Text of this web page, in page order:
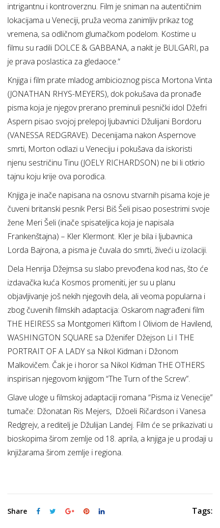
intrigantnu i kontroverznu. Film je sniman na autentičnim
lokacijama u Veneciji, pruža veoma zanimljiv prikaz tog
vremena, sa odličnom glumačkom podelom. Kostime u
filmu su radili DOLCE & GABBANA, a nakit je BULGARI, pa
je prava poslastica za gledaoce.“
Knjiga i film prate mladog ambicioznog pisca Mortona Vinta
(JONATHAN RHYS-MEYERS), dok pokušava da pronađe
pisma koja je njegov prerano preminuli pesnički idol Džefri
Aspern pisao svojoj prelepoj ljubavnici Džulijani Bordoru
(VANESSA REDGRAVE). Decenijama nakon Aspernove
smrti, Morton odlazi u Veneciju i pokušava da iskoristi
njenu sestričinu Tinu (JOELY RICHARDSON) ne bi li otkrio
tajnu koju krije ova porodica.
Knjiga je inače napisana na osnovu stvarnih pisama koje je
čuveni britanski pesnik Persi Biš Šeli pisao posestrimi svoje
žene Meri Šeli (inače spisateljica koja je napisala
Frankenštajna) – Kler Klermont. Kler je bila i ljubavnica
Lorda Bajrona, a pisma je čuvala do smrti, živeći u izolaciji.
Dela Henrija Džejmsa su slabo prevođena kod nas, što će
izdavačka kuća Kosmos promeniti, jer su u planu
objavljivanje još nekih njegovih dela, ali veoma popularna i
zbog čuvenih filmskih adaptacija: Oskarom nagrađeni film
THE HEIRESS sa Montgomeri Kliftom I Oliviom de Havilend,
WASHINGTON SQUARE sa Dženifer Džejson Li I THE
PORTRAIT OF A LADY sa Nikol Kidman i Džonom
Malkovičem. Čak je i horor sa Nikol Kidman THE OTHERS
inspirisan njegovom knjigom “The Turn of the Screw”.
Glave uloge u filmskoj adaptaciji romana “Pisma iz Venecije”
tumače: Džonatan Ris Mejers, Džoeli Ričardson i Vanesa
Redgrejv, a reditelj je Džulijan Landej. Film će se prikazivati u
bioskopima širom zemlje od 18. aprila, a knjiga je u prodaji u
knjižarama širom zemlje i regiona.
Share Tags: